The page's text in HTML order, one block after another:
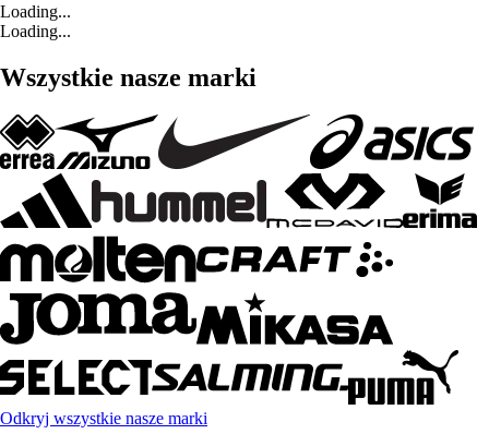
Loading...
Loading...
Wszystkie nasze marki
Odkryj wszystkie nasze marki